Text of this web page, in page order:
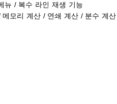
뉴 / 복수 라인 재생 기능
모리 계산 / 연쇄 계산 / 분수 계